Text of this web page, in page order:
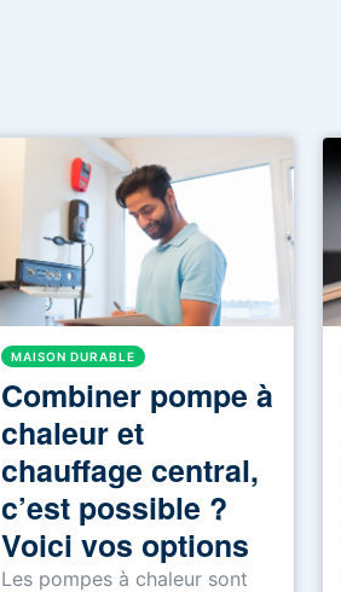
MAISON DURABLE
Combiner pompe à
chaleur et
chauffage central,
c’est possible ?
Voici vos options
Les pompes à chaleur sont